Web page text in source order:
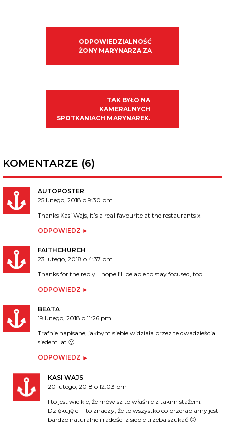
ODPOWIEDZIALNOŚĆ
ŻONY MARYNARZA ZA
TAK BYŁO NA
KAMERALNYCH
SPOTKANIACH MARYNAREK.
KOMENTARZE (6)
AUTOPOSTER
25 lutego, 2018 o 9:30 pm
Thanks Kasi Wajs, it’s a real favourite at the restaurants x
ODPOWIEDZ
FAITHCHURCH
23 lutego, 2018 o 4:37 pm
Thanks for the reply! I hope I’ll be able to stay focused, too.
ODPOWIEDZ
BEATA
19 lutego, 2018 o 11:26 pm
Trafnie napisane, jakbym siebie widziała przez te dwadzieścia
siedem lat 🙂
ODPOWIEDZ
KASI WAJS
20 lutego, 2018 o 12:03 pm
I to jest wielkie, że mówisz to właśnie z takim stażem.
Dziękuję ci – to znaczy, że to wszystko co przerabiamy jest
bardzo naturalne i radości z siebie trzeba szukać 🙂